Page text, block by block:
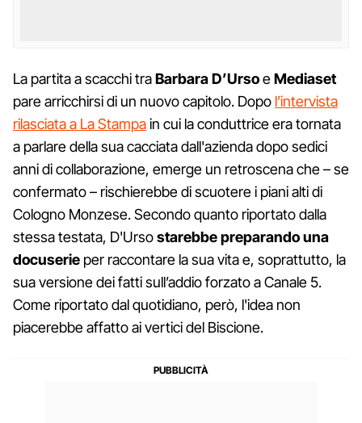
La partita a scacchi traBarbara D’UrsoeMediaset
pare arricchirsi di un nuovo capitolo. Dopo l’intervista
rilasciata a La Stampain cui la conduttrice era tornata
a parlare della sua cacciata dall'azienda dopo sedici
anni di collaborazione, emerge un retroscena che – se
confermato – rischierebbe di scuotere i piani alti di
Cologno Monzese. Secondo quanto riportato dalla
stessa testata, D'Ursostarebbe preparando una
docuserie per raccontare la sua vita e, soprattutto, la
sua versione dei fatti sull’addio forzato a Canale 5.
Come riportato dal quotidiano, però, l'idea non
piacerebbe affatto ai vertici del Biscione.